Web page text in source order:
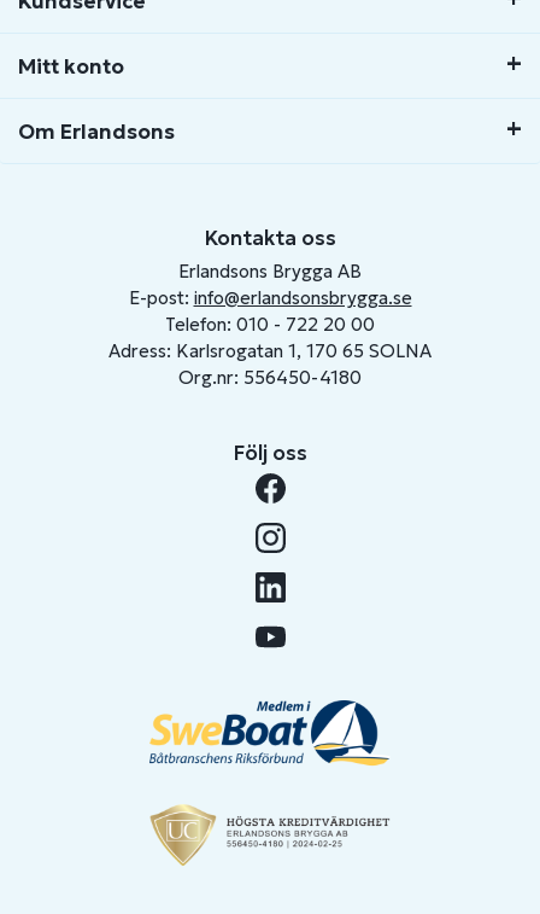
Mitt konto
Om Erlandsons
Kontakta oss
Erlandsons Brygga AB
E-post: info@erlandsonsbrygga.se
Telefon: 010 - 722 20 00
Adress: Karlsrogatan 1, 170 65 SOLNA
Org.nr: 556450-4180
Följ oss